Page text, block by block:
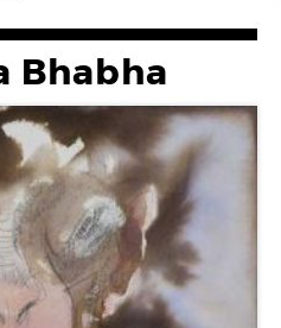
Bhabha